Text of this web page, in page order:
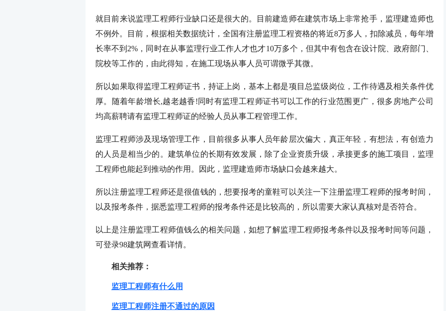
就目前来说监理工程师行业缺口还是很大的。目前建造师在建筑市场上非常抢手，监理建造师也
不例外。目前，根据相关数据统计，全国有注册监理工程资格的将近8万多人，扣除减员，每年增
长率不到2%，同时在从事监理行业工作人才也才10万多个，但其中有包含在设计院、政府部门、
院校等工作的，由此得知，在施工现场从事人员可谓微乎其微。
所以如果取得监理工程师证书，持证上岗，基本上都是项目总监级岗位，工作待遇及相关条件优
厚。随着年龄增长,越老越香!同时有监理工程师证书可以工作的行业范围更广，很多房地产公司
均高薪聘请有监理工程师证的经验人员从事工程管理工作。
监理工程师涉及现场管理工作，目前很多从事人员年龄层次偏大，真正年轻，有想法，有创造力
的人员是相当少的。建筑单位的长期有效发展，除了企业资质升级，承接更多的施工项目，监理
工程师也能起到推动的作用。因此，监理建造师市场缺口会越来越大。
所以注册监理工程师还是很值钱的，想要报考的童鞋可以关注一下注册监理工程师的报考时间，
以及报考条件，据悉监理工程师的报考条件还是比较高的，所以需要大家认真核对是否符合。
以上是注册监理工程师值钱么的相关问题，如想了解监理工程师报考条件以及报考时间等问题，
可登录98建筑网查看详情。
相关推荐：
监理工程师有什么用
监理工程师注册不通过的原因